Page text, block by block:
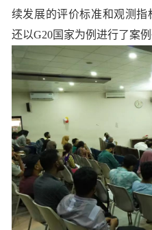
续发展的评价标准和观测
还以G20国家为例进行了案例